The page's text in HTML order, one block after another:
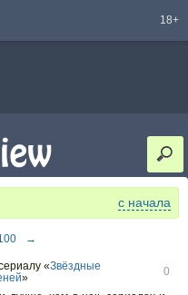
18+
с начала
→
«Звёздные
»
0